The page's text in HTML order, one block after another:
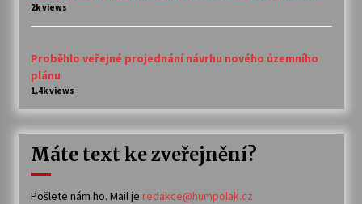
2k views
Proběhlo veřejné projednání návrhu nového územního
plánu
1.4k views
Máte text ke zveřejnění?
Pošlete nám ho. Mail je redakce@humpolak.cz